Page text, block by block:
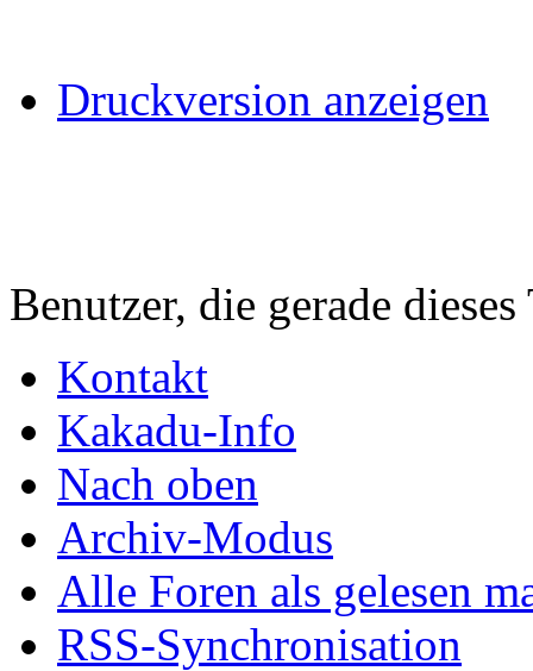
Druckversion anzeigen
Benutzer, die gerade
Kontakt
Kakadu-Info
Nach oben
Archiv-Modus
Alle Foren als gelesen
RSS-Synchronisation